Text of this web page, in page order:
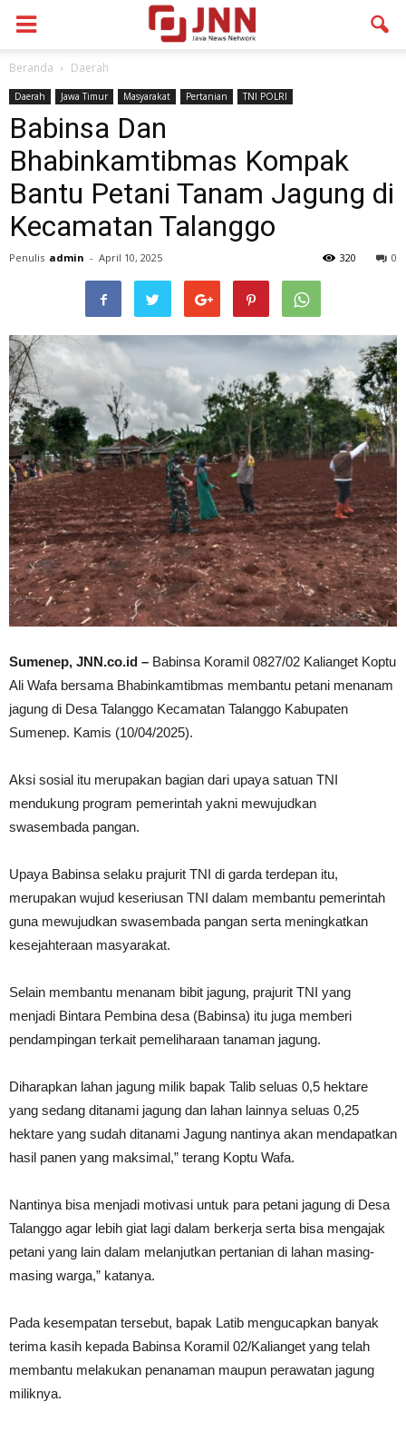
Beranda Daerah
Daerah Jawa Timur Masyarakat Pertanian TNI POLRI
Babinsa Dan
Bhabinkamtibmas Kompak
Bantu Petani Tanam Jagung di
Kecamatan Talanggo
Penulis admin - April 10, 2025 0
320
Sumenep, JNN.co.id – Babinsa Koramil 0827/02 Kalianget Koptu
Ali Wafa bersama Bhabinkamtibmas membantu petani menanam
jagung di Desa Talanggo Kecamatan Talanggo Kabupaten
Sumenep. Kamis (10/04/2025).
Aksi sosial itu merupakan bagian dari upaya satuan TNI
mendukung program pemerintah yakni mewujudkan
swasembada pangan.
Upaya Babinsa selaku prajurit TNI di garda terdepan itu,
merupakan wujud keseriusan TNI dalam membantu pemerintah
guna mewujudkan swasembada pangan serta meningkatkan
kesejahteraan masyarakat.
Selain membantu menanam bibit jagung, prajurit TNI yang
menjadi Bintara Pembina desa (Babinsa) itu juga memberi
pendampingan terkait pemeliharaan tanaman jagung.
Diharapkan lahan jagung milik bapak Talib seluas 0,5 hektare
yang sedang ditanami jagung dan lahan lainnya seluas 0,25
hektare yang sudah ditanami Jagung nantinya akan mendapatkan
hasil panen yang maksimal,” terang Koptu Wafa.
Nantinya bisa menjadi motivasi untuk para petani jagung di Desa
Talanggo agar lebih giat lagi dalam berkerja serta bisa mengajak
petani yang lain dalam melanjutkan pertanian di lahan masing-
masing warga,” katanya.
Pada kesempatan tersebut, bapak Latib mengucapkan banyak
terima kasih kepada Babinsa Koramil 02/Kalianget yang telah
membantu melakukan penanaman maupun perawatan jagung
miliknya.